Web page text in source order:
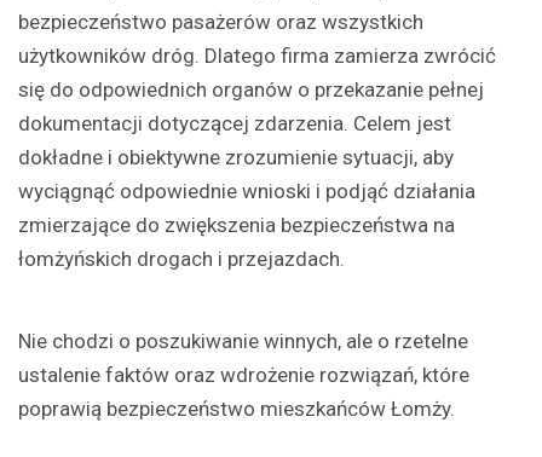
bezpieczeństwo pasażerów oraz wszystkich
użytkowników dróg. Dlatego firma zamierza zwrócić
się do odpowiednich organów o przekazanie pełnej
dokumentacji dotyczącej zdarzenia. Celem jest
dokładne i obiektywne zrozumienie sytuacji, aby
wyciągnąć odpowiednie wnioski i podjąć działania
zmierzające do zwiększenia bezpieczeństwa na
łomżyńskich drogach i przejazdach.
Nie chodzi o poszukiwanie winnych, ale o rzetelne
ustalenie faktów oraz wdrożenie rozwiązań, które
poprawią bezpieczeństwo mieszkańców Łomży.